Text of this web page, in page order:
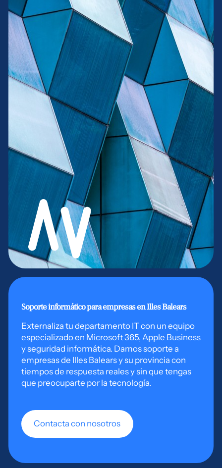
Soporte informático para empresas en Illes Balears
Externaliza tu departamento IT con un equipo
especializado en Microsoft 365, Apple Business
y seguridad informática. Damos soporte a
empresas de Illes Balears y su provincia con
tiempos de respuesta reales y sin que tengas
que preocuparte por la tecnología.
Contacta con nosotros